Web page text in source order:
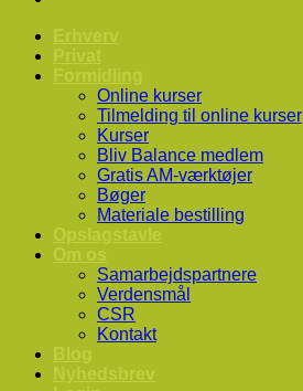
Online kurser
Tilmelding til online kurser
Kurser
Bliv Balance medlem
Gratis AM-værktøjer
Bøger
Materiale bestilling
Samarbejdspartnere
Verdensmål
CSR
Kontakt